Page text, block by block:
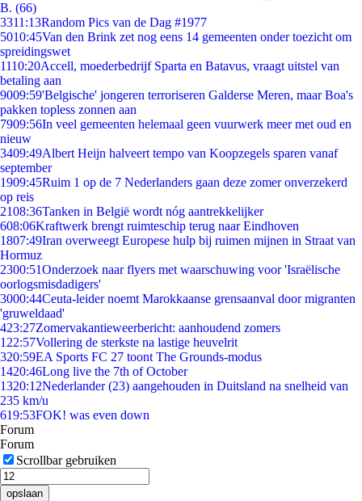
B. (66)
3311:13Random Pics van de Dag #1977
5010:45Van den Brink zet nog eens 14 gemeenten onder toezicht om
spreidingswet
1110:20Accell, moederbedrijf Sparta en Batavus, vraagt uitstel van
betaling aan
9009:59'Belgische' jongeren terroriseren Galderse Meren, maar Boa's
pakken topless zonnen aan
7909:56In veel gemeenten helemaal geen vuurwerk meer met oud en
nieuw
3409:49Albert Heijn halveert tempo van Koopzegels sparen vanaf
september
1909:45Ruim 1 op de 7 Nederlanders gaan deze zomer onverzekerd
op reis
2108:36Tanken in België wordt nóg aantrekkelijker
608:06Kraftwerk brengt ruimteschip terug naar Eindhoven
1807:49Iran overweegt Europese hulp bij ruimen mijnen in Straat van
Hormuz
2300:51Onderzoek naar flyers met waarschuwing voor 'Israëlische
oorlogsmisdadigers'
3000:44Ceuta-leider noemt Marokkaanse grensaanval door migranten
'gruweldaad'
423:27Zomervakantieweerbericht: aanhoudend zomers
1 22:57Vollering de sterkste na lastige heuvelrit
320:59EA Sports FC 27 toont The Grounds-modus
1420:46Long live the 7th of October
1320:12Nederlander (23) aangehouden in Duitsland na snelheid van
235 km/u
619:53FOK! was even down
Forum
Forum
Scrollbar gebruiken
opslaan